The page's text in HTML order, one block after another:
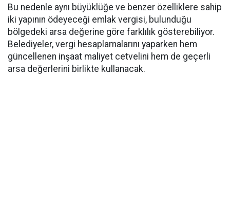
Bu nedenle aynı büyüklüğe ve benzer özelliklere sahip
iki yapının ödeyeceği emlak vergisi, bulunduğu
bölgedeki arsa değerine göre farklılık gösterebiliyor.
Belediyeler, vergi hesaplamalarını yaparken hem
güncellenen inşaat maliyet cetvelini hem de geçerli
arsa değerlerini birlikte kullanacak.